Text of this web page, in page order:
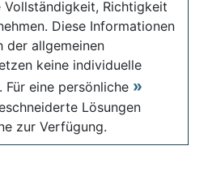
Vollständigkeit, Richtigkeit
Diese Informationen
der allgemeinen
keine individuelle
Für eine persönliche
Lösungen
zur Verfügung.